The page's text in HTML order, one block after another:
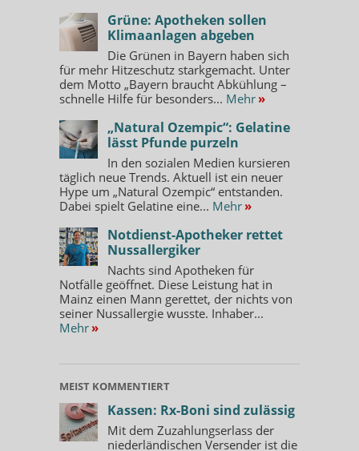
Grüne: Apotheken sollen
Klimaanlagen abgeben
Die Grünen in Bayern haben sich
für mehr Hitzeschutz starkgemacht. Unter
dem Motto „Bayern braucht Abkühlung –
schnelle Hilfe für besonders... Mehr »
„Natural Ozempic“: Gelatine
lässt Pfunde purzeln
In den sozialen Medien kursieren
täglich neue Trends. Aktuell ist ein neuer
Hype um „Natural Ozempic“ entstanden.
Dabei spielt Gelatine eine... Mehr »
Notdienst-Apotheker rettet
Nussallergiker
Nachts sind Apotheken für
Notfälle geöffnet. Diese Leistung hat in
Mainz einen Mann gerettet, der nichts von
seiner Nussallergie wusste. Inhaber...
Mehr »
MEIST KOMMENTIERT
Kassen: Rx-Boni sind zulässig
Mit dem Zuzahlungserlass der
niederländischen Versender ist die